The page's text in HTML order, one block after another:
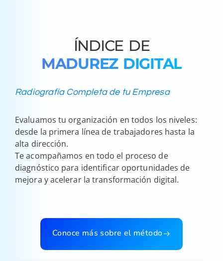
ÍNDICE DE
MADUREZ DIGITAL
Radiografía Completa de tu Empresa
Evaluamos tu organización en todos los niveles:
desde la primera línea de trabajadores hasta la
alta dirección.
Te acompañamos en todo el proceso de
diagnóstico para identificar oportunidades de
mejora y acelerar la transformación digital.
Conoce más sobre el método